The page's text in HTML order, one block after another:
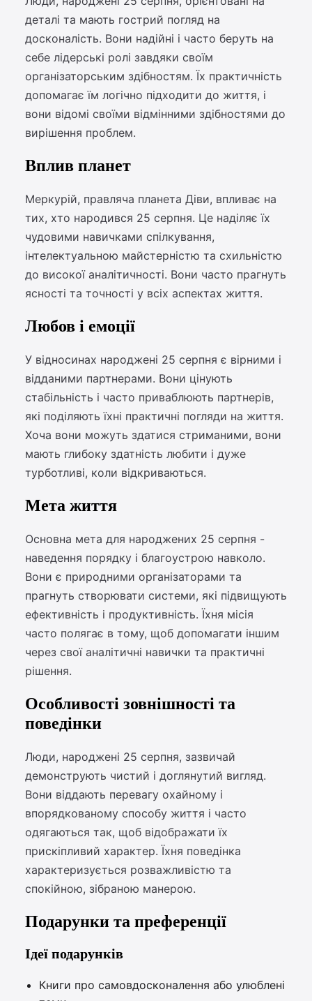
деталі та мають гострий погляд на
досконалість. Вони надійні і часто беруть на
себе лідерські ролі завдяки своїм
організаторським здібностям. Їх практичність
допомагає їм логічно підходити до життя, і
вони відомі своїми відмінними здібностями до
вирішення проблем.
Вплив планет
Меркурій, правляча планета Діви, впливає на
тих, хто народився 25 серпня. Це наділяє їх
чудовими навичками спілкування,
інтелектуальною майстерністю та схильністю
до високої аналітичності. Вони часто прагнуть
ясності та точності у всіх аспектах життя.
Любов і емоції
У відносинах народжені 25 серпня є вірними і
відданими партнерами. Вони цінують
стабільність і часто приваблюють партнерів,
які поділяють їхні практичні погляди на життя.
Хоча вони можуть здатися стриманими, вони
мають глибоку здатність любити і дуже
турботливі, коли відкриваються.
Мета життя
Основна мета для народжених 25 серпня -
наведення порядку і благоустрою навколо.
Вони є природними організаторами та
прагнуть створювати системи, які підвищують
ефективність і продуктивність. Їхня місія
часто полягає в тому, щоб допомагати іншим
через свої аналітичні навички та практичні
рішення.
Особливості зовнішності та
поведінки
Люди, народжені 25 серпня, зазвичай
демонструють чистий і доглянутий вигляд.
Вони віддають перевагу охайному і
впорядкованому способу життя і часто
одягаються так, щоб відображати їх
прискіпливий характер. Їхня поведінка
характеризується розважливістю та
спокійною, зібраною манерою.
Подарунки та преференції
Ідеї подарунків
Книги про самовдосконалення або улюблені